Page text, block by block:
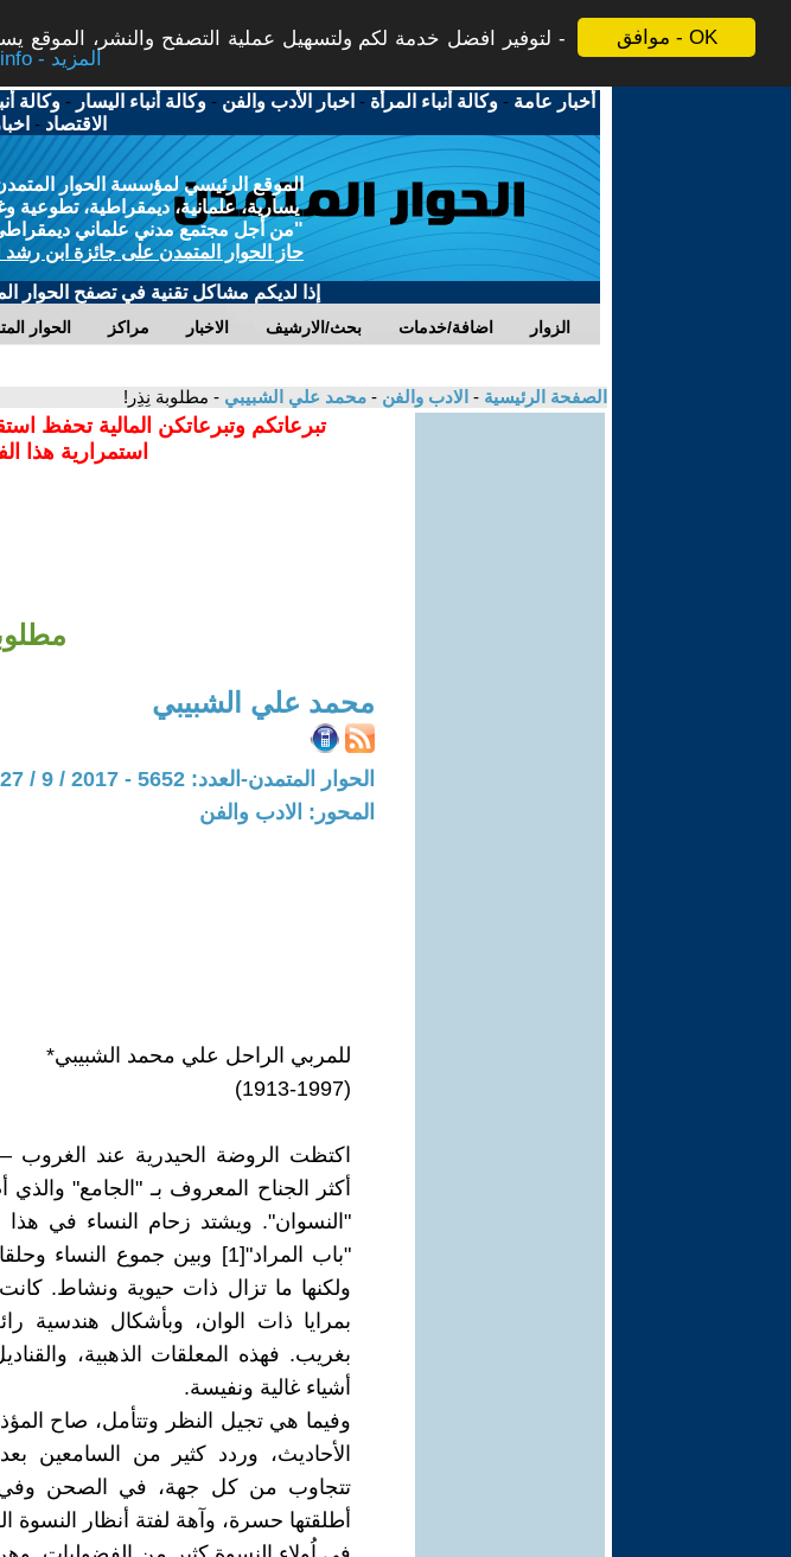
موافق - OK
لتوفير افضل خدمة لكم ولتسهيل عملية التصفح والنشر، الموقع
More info - المزيد
أخبار عامة -وكالة أنباء المرأة - اخبار الأدب والفن -وكالة أنباء اليسار -وكالة
الاقتصاد -
الموقع الرئيسي لمؤسسة الحوار
يسارية، علمانية، ديمقراطية، تطوعية
"من أجل مجتمع مدني علماني ديمقراطي
حاز الحوار المتمدن على جائزة ابن رشد
إذا لديكم مشاكل تقنية في تصفح الحوار
الحوار مراكز الاخبار بحث/الارشيف اضافة/خدمات الزوار
الصفحة الرئيسية - الادب والفن - محمد علي الشبيبي - مطلوبة نِذِر!
تبرعاتكم وتبرعاتكن المالية تحفظ
استمرارية هذا
محمد علي الشبيبي
الحوار المتمدن-العدد: 5652 - 2017 / 9 / 27 - 21:36
المحور: الادب والفن
للمربي الراحل علي محمد الشبيبي*
(1913-1997)
اكتظت الروضة الحيدرية عند الغروب
أكثر الجناح المعروف بـ "الجامع" والذي
"النسوان". ويشتد زحام النساء في
"باب المراد"[1] وبين جموع
ولكنها ما تزال ذات حيوية ونشاط.
بمرايا ذات الوان، وبأشكال هندسية
بغريب. فهذه المعلقات الذهبية،
أشياء غالية ونفيسة.
وفيما هي تجيل النظر وتتأمل، صاح
الأحاديث، وردد كثير من السامعين
تتجاوب من كل جهة، في الصحن وفي
أطلقتها حسرة، وآهة لفتة أنظار النسوة